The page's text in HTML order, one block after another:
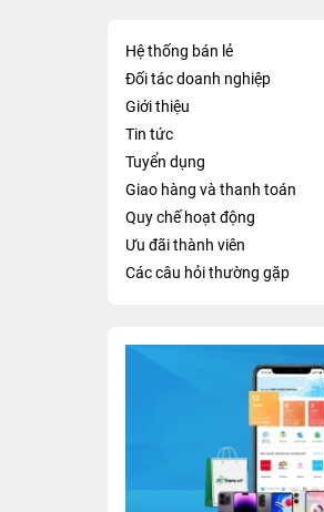
Hệ thống bán lẻ
Đối tác doanh nghiệp
Giới thiệu
Tin tức
Tuyển dụng
Giao hàng và thanh toán
Quy chế hoạt động
Ưu đãi thành viên
Các câu hỏi thường gặp